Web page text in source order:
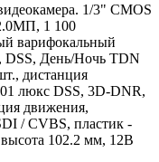
1/3" CMOS
2.0МП, 1 100
варифокальный
День/Ночь TDN
дистанция
люкс DSS, 3D-DNR,
движения,
/ CVBS, пластик -
102.2 мм, 12В